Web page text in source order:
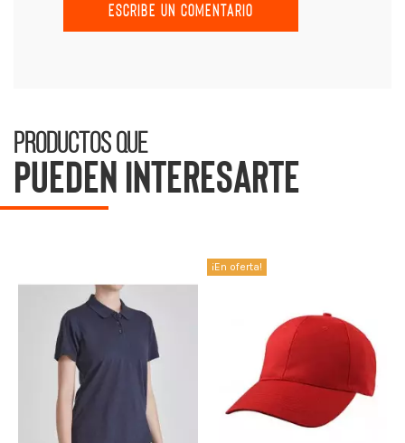
ESCRIBE UN COMENTARIO
Productos que
pueden interesarte
¡En oferta!